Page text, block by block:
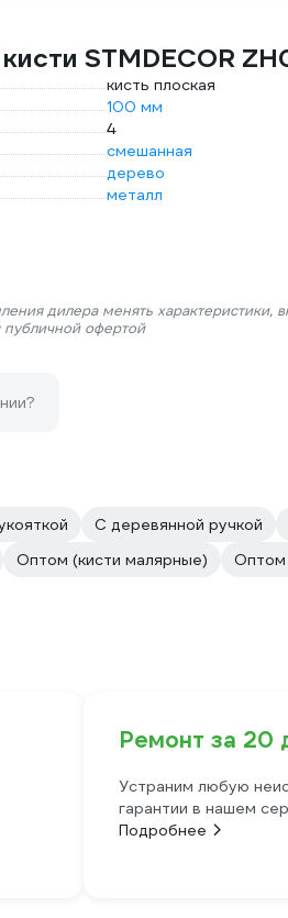
STMDECOR
кисть плоская
100 мм
4
смешанная
дерево
металл
дилера менять
публичной офертой
С деревянной ручкой
Оптом (кисти малярные) Оптом
Ремонт за 20
Устраним любую
гарантии в нашем
Подробнее